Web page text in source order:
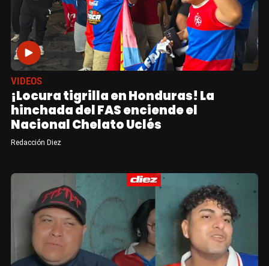
VIDEOS
¡Locura tigrilla en Honduras! La
hinchada del FAS enciende el
Nacional Chelato Uclés
Redacción Diez